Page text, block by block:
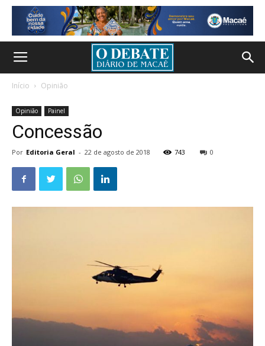
Início Opinião
Opinião Painel
Concessão
Por Editoria Geral - 22 de agosto de 2018 743 0